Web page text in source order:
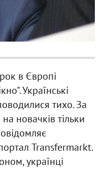
в Європі
Українські
тихо. За
новачків тільки
Transfermarkt.
українці